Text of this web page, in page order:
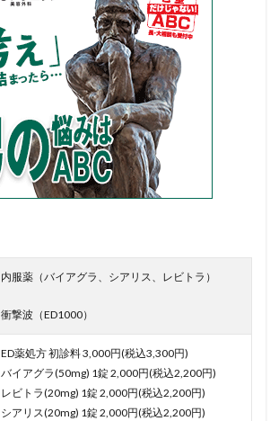
内服薬（バイアグラ、シアリス、レビトラ）
衝撃波（ED1000）
ED薬処方 初診料 3,000円(税込3,300円)
バイアグラ(50mg) 1錠 2,000円(税込2,200円)
レビトラ(20mg) 1錠 2,000円(税込2,200円)
シアリス(20mg) 1錠 2,000円(税込2,200円)